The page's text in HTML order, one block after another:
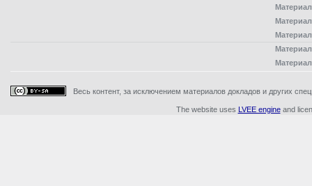
Весь контент, за исключением материалов докладов и других
The website uses LVEE engineand